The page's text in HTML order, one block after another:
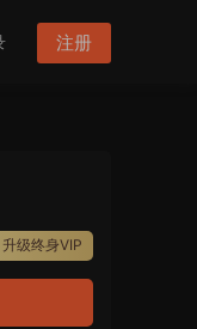
注册
升级终身VIP